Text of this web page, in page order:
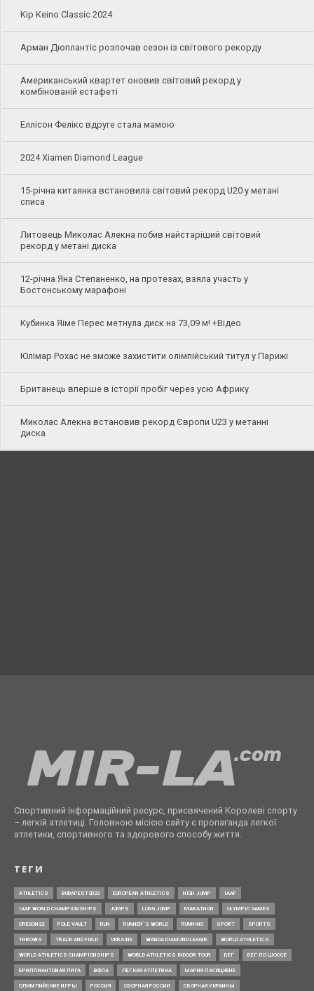
Kip Keino Classic 2024
Арман Дюплантіс розпочав сезон із світового рекорду
Американський квартет оновив світовий рекорд у
комбінованій естафеті
Еллісон Фелікс вдруге стала мамою
2024 Xiamen Diamond League
15-річна китаянка встановила світовий рекорд U20 у метані
списа
Литовець Миколас Алекна побив найстаріший світовий
рекорд у метані диска
12-річна Яна Степаненко, на протезах, взяла участь у
Бостонському марафоні
Кубинка Яіме Перес метнула диск на 73,09 м! +Відео
Юлімар Рохас не зможе захистити олімпійський титул у Парижі
Британець вперше в історії пробіг через усю Африку
Миколас Алекна встановив рекорд Європи U23 у метанні
диска
Спортивний інформаційний ресурс, присвячений Королеві спорту
– легкій атлетиці. Головною місією сайту є пропаганда легкої
атлетики, спортивного та здорового способу життя.
ТЕГИ
ATHLETICS BUDAPEST2023 EUROPEAN ATHLETICS HIGH JUMP IAAF
IAAF WORLD CHAMPIONSHIPS JUMPS LONG JUMP MARATHON OLYMPIC GAMES
OREGON22 POLE VAULT RUN RUNNER’S WORLD RUNNING SPORT SPORTS
THROWS TRACK AND FIELD UKRAINE WANDA DIAMOND LEAGUE WORLD ATHLETICS
WORLD ATHLETICS CHAMPIONSHIPS WORLD ATHLETICS INDOOR TOUR БЕГ БЕГ ПО ШОССЕ
БРИЛЛИАНТОВАЯ ЛИГА ВФЛА ЛЕГКАЯ АТЛЕТИКА МАРИЯ ЛАСИЦКЕНЕ
ОЛИМПИЙСКИЕ ИГРЫ РОССИЯ СБОРНАЯ РОССИИ СБОРНАЯ УКРАИНЫ